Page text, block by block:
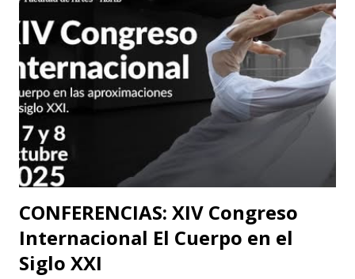
tu documento me obliga a hablarte en público. Entonces,
debo decirte que tu decisión de preferir al Zorro sobre el
Santo me ha llenado de estupor. No necesitabas explicarla
de una manera tan aterradora. Lo de menos es tu voto
anunciado, del que eres libre y soberano. Se trata de una
decisión que, por supuesto, no comparto pero que
respeto. Así es como suele decirse, con educación? Pero, lo
que me ll...
CONFERENCIAS: XIV Congreso
Internacional El Cuerpo en el
Siglo XXI